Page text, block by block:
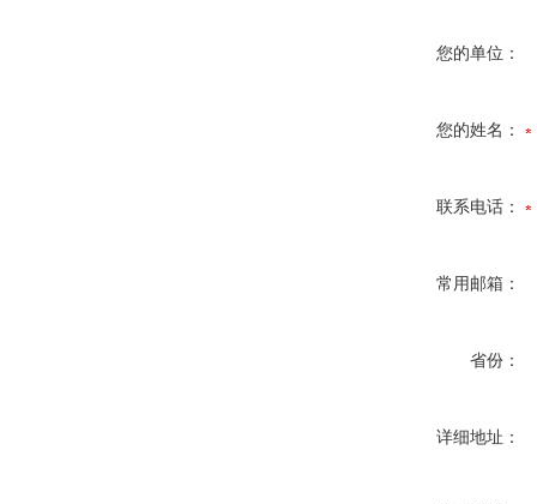
您的单位：
您的姓名：
联系电话：
常用邮箱：
省份：
详细地址：